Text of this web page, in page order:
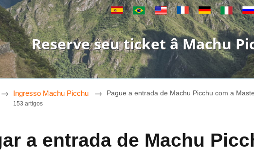
Reserve seu ticket â Machu
Ingresso Machu Picchu
153 artigos
Pague a entrada de Machu Picchu com a
a entrada de Machu